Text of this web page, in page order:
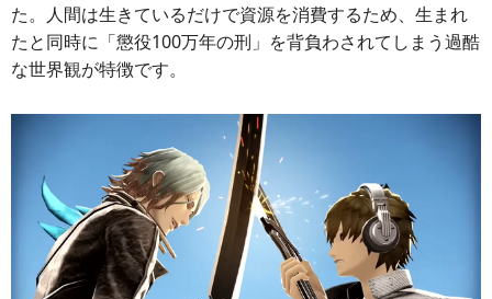
た。人間は生きているだけで資源を消費するため、生まれ
たと同時に「懲役100万年の刑」を背負わされてしまう過酷
な世界観が特徴です。